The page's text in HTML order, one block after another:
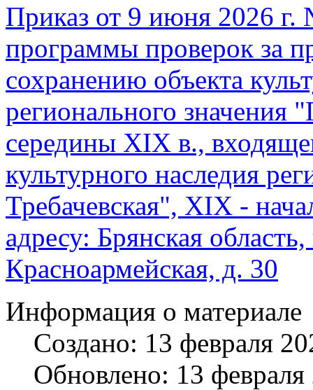
Приказ от 9 июня 2026
программы проверок за
сохранению объекта
регионального значения
середины XIX в.,
культурного наследия
Требачевская", XIX -
адресу: Брянская
Красноармейская, д. 30
Информация о материале
Создано: 13 февраля
Обновлено: 13 февраля